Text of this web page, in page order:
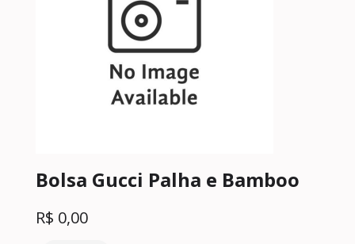
Bolsa Gucci Palha e Bamboo
R$ 0,00